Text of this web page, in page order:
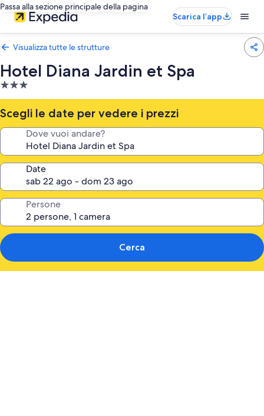
Passa alla sezione principale della pagina
Scarica l’app
Visualizza tutte le strutture
Hotel Diana Jardin et Spa
Struttura
a
3.0
stelle
Scegli le date per vedere i prezzi
Dove vuoi andare?
Date
Persone
Cerca